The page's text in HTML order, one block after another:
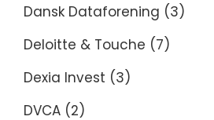
Dansk Dataforening (3)
Deloitte & Touche (7)
Dexia Invest (3)
DVCA (2)